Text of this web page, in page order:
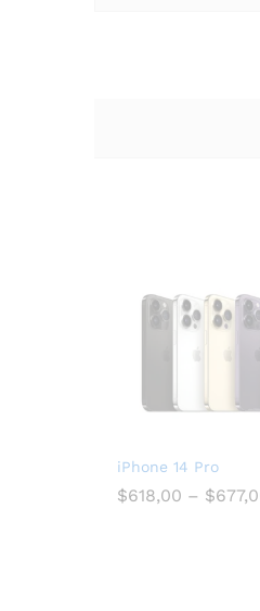
iPhone 14 Pro
$618,00 – $